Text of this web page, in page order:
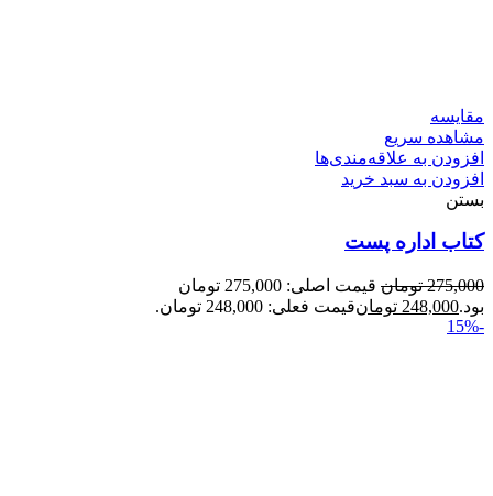
مقایسه
مشاهده سریع
افزودن به علاقه‌مندی‌ها
افزودن به سبد خرید
بستن
کتاب اداره پست
275,000 تومان
قیمت اصلی: 275,000 تومان
بود.248,000 تومانقیمت فعلی: 248,000 تومان.
-15%